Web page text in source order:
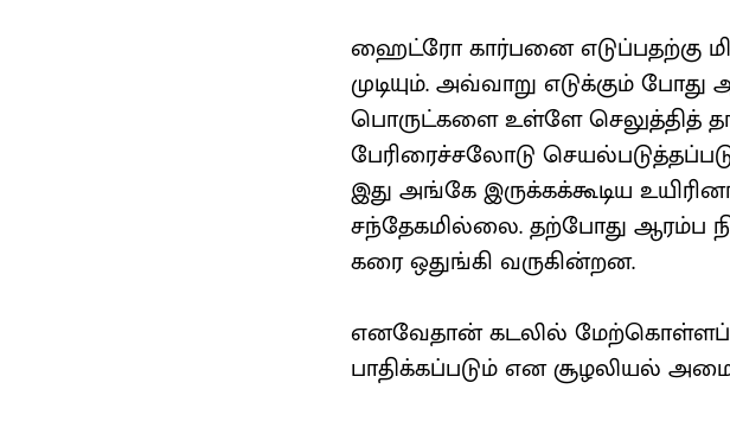
ஹைட்ரோ கார்பனை எடுப்பதற்கு
முடியும். அவ்வாறு எடுக்கும்
பொருட்களை உள்ளே செலுத்தித்
பேரிரைச்சலோடு
இது அங்கே இருக்கக்கூடிய
சந்தேகமில்லை. தற்போது ஆரம்ப
கரை ஒதுங்கி வருகின்றன.
எனவேதான் கடலில்
பாதிக்கப்படும் என சூழலியல்